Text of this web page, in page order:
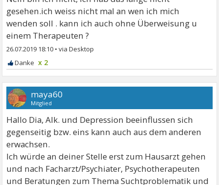
gesehen.ich weiss nicht mal an wen ich mich
wenden soll . kann ich auch ohne Überweisung u
einem Therapeuten ?
26.07.2019 18:10 •
x 2
maya60
Mitglied
Hallo Dia, Alk. und Depression beeinflussen sich
gegenseitig bzw. eins kann auch aus dem anderen
erwachsen.
Ich würde an deiner Stelle erst zum Hausarzt gehen
und nach Facharzt/Psychiater, Psychotherapeuten
und Beratungen zum Thema Suchtproblematik und